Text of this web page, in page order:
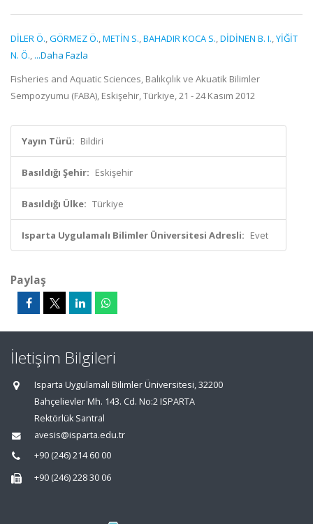
DİLER Ö.,GÖRMEZ Ö.,METİN S.,BAHADIR KOCA S.,DİDİNEN B. I.,YİĞİT
N. Ö., ...Daha Fazla
Fisheries and Aquatic Sciences, Balıkçılık ve Akuatik Bilimler
Sempozyumu (FABA), Eskişehir, Türkiye, 21 - 24 Kasım 2012
Yayın Türü: Bildiri
Basıldığı Şehir: Eskişehir
Basıldığı Ülke: Türkiye
Isparta Uygulamalı Bilimler Üniversitesi Adresli: Evet
Paylaş
İletişim Bilgileri
Isparta Uygulamalı Bilimler Üniversitesi, 32200
Bahçelievler Mh. 143. Cd. No:2 ISPARTA
Rektörlük Santral
avesis@isparta.edu.tr
+90 (246) 214 60 00
+90 (246) 228 30 06